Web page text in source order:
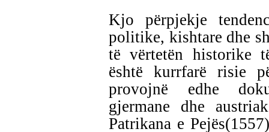
Kjo përpjekje
politike, kishtare dhe
të vërtetën historike
është kurrfarë risie
provojnë edhe
gjermane dhe
Patrikana e